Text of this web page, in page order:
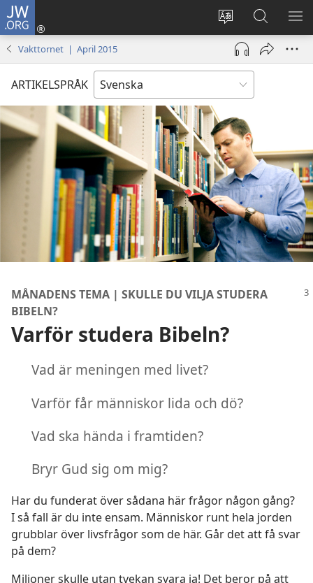
JW.ORG
Ändra
webbplatsens
språk
Logga
(öppnar
fönster)
Sök
på
jw.org
Vakttornet | April 2015
ARTIKELSPRÅK
MÅNADENS TEMA | SKULLE DU VILJA STUDERA
BIBELN?
Varför studera Bibeln?
Vad är meningen med livet?
Varför får människor lida och dö?
Vad ska hända i framtiden?
Bryr Gud sig om mig?
Har du funderat över sådana här frågor någon gång?
I så fall är du inte ensam. Människor runt hela jorden
grubblar över livsfrågor som de här. Går det att få svar
på dem?
Miljoner skulle utan tvekan svara ja! Det beror på att